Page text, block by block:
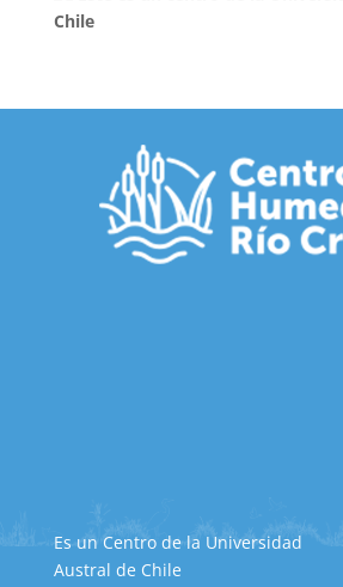
Chile
Es un Centro de la Universidad
Austral de Chile